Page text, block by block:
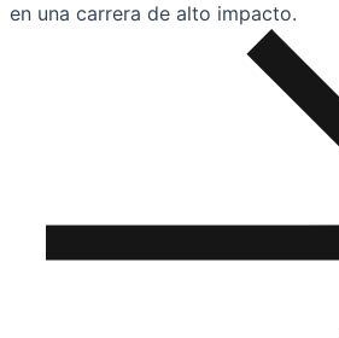
en una carrera de alto impacto.